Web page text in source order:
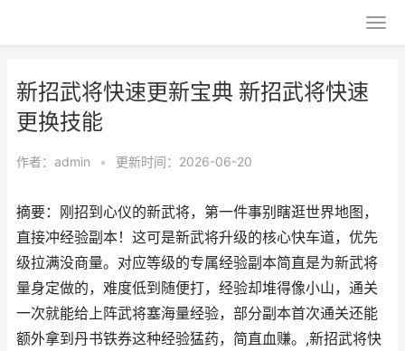
新招武将快速更新宝典 新招武将快速
更换技能
作者： admin • 更新时间：2026-06-20
摘要：刚招到心仪的新武将，第一件事别瞎逛世界地图，
直接冲经验副本！这可是新武将升级的核心快车道，优先
级拉满没商量。对应等级的专属经验副本简直是为新武将
量身定做的，难度低到随便打，经验却堆得像小山，通关
一次就能给上阵武将塞海量经验，部分副本首次通关还能
额外拿到丹书铁券这种经验猛药，简直血赚。,新招武将快